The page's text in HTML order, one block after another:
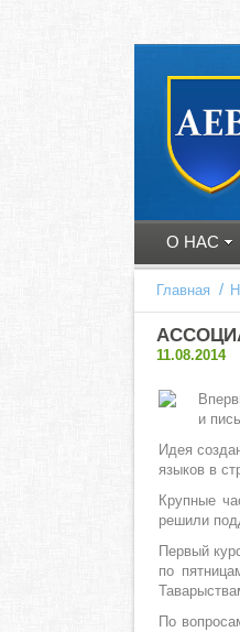
О НАС
Главная /
11.08.2014
и
Идея
языков в
Крупные
решили
Первый
по
По